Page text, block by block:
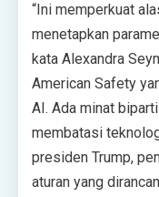
“Ini memperkuat
menetapkan
kata Alexandra
American Safety
AI. Ada minat
membatasi
presiden Trump,
aturan yang